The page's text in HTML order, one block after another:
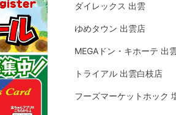
ダイレックス 出雲
ゆめタウン 出雲店
MEGAドン・キホーテ 出
トライアル 出雲白枝店
フーズマーケットホック